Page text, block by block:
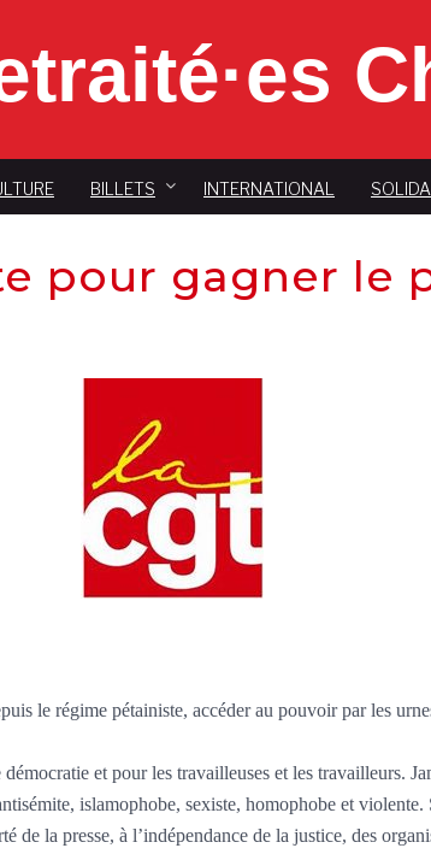
BILLETS INTERNATIONAL
pour gagner le
le régime pétainiste, accéder au pouvoir par les
et pour les travailleuses et les travailleurs.
islamophobe, sexiste, homophobe et
de la presse, à l’indépendance de la justice, des